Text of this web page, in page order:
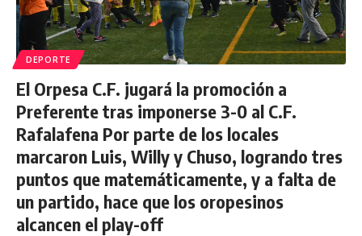
DEPORTE
El Orpesa C.F. jugará la promoción a
Preferente tras imponerse 3-0 al C.F.
Rafalafena Por parte de los locales
marcaron Luis, Willy y Chuso, logrando tres
puntos que matemáticamente, y a falta de
un partido, hace que los oropesinos
alcancen el play-off